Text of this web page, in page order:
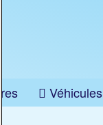
Véhicules